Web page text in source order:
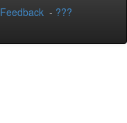
Feedback - ???